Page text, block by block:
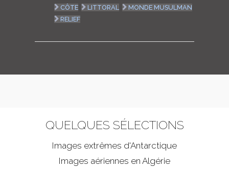
CÔTE
LITTORAL
MONDE MUSULMAN
RELIEF
QUELQUES SÉLECTIONS
Images extrêmes d'Antarctique
Images aériennes en Algérie